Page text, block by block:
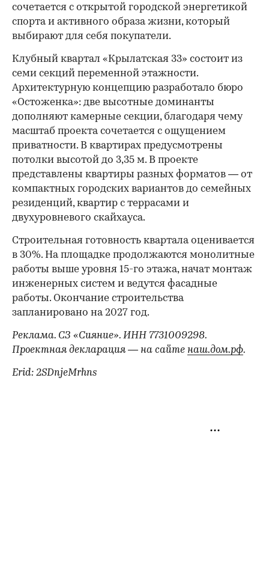
сочетается с открытой городской энергетикой
спорта и активного образа жизни, который
выбирают для себя покупатели.
Клубный квартал «Крылатская 33» состоит из
семи секций переменной этажности.
Архитектурную концепцию разработало бюро
«Остоженка»: две высотные доминанты
дополняют камерные секции, благодаря чему
масштаб проекта сочетается с ощущением
приватности. В квартирах предусмотрены
потолки высотой до 3,35 м. В проекте
представлены квартиры разных форматов — от
компактных городских вариантов до семейных
резиденций, квартир с террасами и
двухуровневого скайхауса.
Строительная готовность квартала оценивается
в 30%. На площадке продолжаются монолитные
работы выше уровня 15-го этажа, начат монтаж
инженерных систем и ведутся фасадные
работы. Окончание строительства
запланировано на 2027 год.
Реклама. СЗ «Сияние». ИНН 7731009298.
Проектная декларация — на сайте наш.дом.рф.
Erid: 2SDnjeMrhns